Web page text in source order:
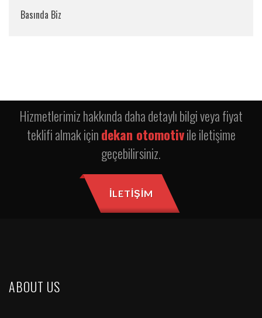
Basında Biz
Hizmetlerimiz hakkında daha detaylı bilgi veya fiyat
teklifi almak içindekan otomotivile iletişime
geçebilirsiniz.
İLETIŞIM
ABOUT US